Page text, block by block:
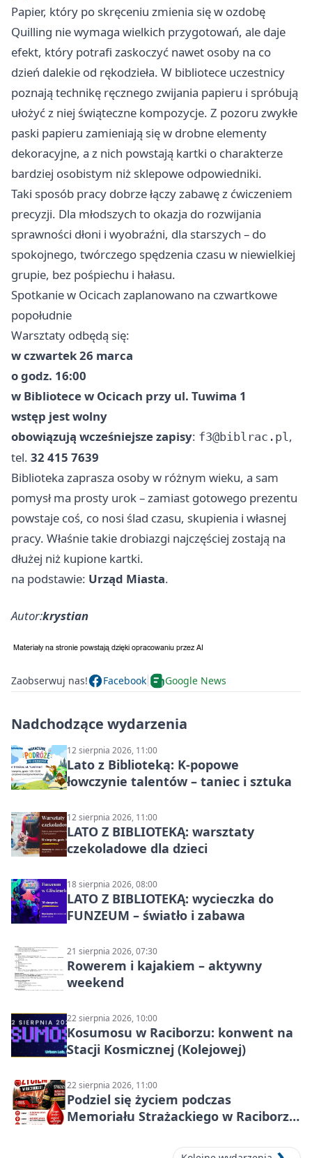
Papier, który po skręceniu zmienia się w ozdobę
Quilling nie wymaga wielkich przygotowań, ale daje
efekt, który potrafi zaskoczyć nawet osoby na co
dzień dalekie od rękodzieła. W bibliotece uczestnicy
poznają technikę ręcznego zwijania papieru i spróbują
ułożyć z niej świąteczne kompozycje. Z pozoru zwykłe
paski papieru zamieniają się w drobne elementy
dekoracyjne, a z nich powstają kartki o charakterze
bardziej osobistym niż sklepowe odpowiedniki.
Taki sposób pracy dobrze łączy zabawę z ćwiczeniem
precyzji. Dla młodszych to okazja do rozwijania
sprawności dłoni i wyobraźni, dla starszych – do
spokojnego, twórczego spędzenia czasu w niewielkiej
grupie, bez pośpiechu i hałasu.
Spotkanie w Ocicach zaplanowano na czwartkowe
popołudnie
Warsztaty odbędą się:
w czwartek 26 marca
o godz. 16:00
w Bibliotece w Ocicach przy ul. Tuwima 1
wstęp jest wolny
obowiązują wcześniejsze zapisy: f3@biblrac.pl ,
tel. 32 415 7639
Biblioteka zaprasza osoby w różnym wieku, a sam
pomysł ma prosty urok – zamiast gotowego prezentu
powstaje coś, co nosi ślad czasu, skupienia i własnej
pracy. Właśnie takie drobiazgi najczęściej zostają na
dłużej niż kupione kartki.
na podstawie: Urząd Miasta.
Autor:krystian
Zaobserwuj nas! Facebook Google News
Nadchodzące wydarzenia
12 sierpnia 2026, 11:00
Lato z Biblioteką: K-popowe
łowczynie talentów – taniec i sztuka
12 sierpnia 2026, 11:00
LATO Z BIBLIOTEKĄ: warsztaty
czekoladowe dla dzieci
18 sierpnia 2026, 08:00
LATO Z BIBLIOTEKĄ: wycieczka do
FUNZEUM – światło i zabawa
21 sierpnia 2026, 07:30
Rowerem i kajakiem – aktywny
weekend
22 sierpnia 2026, 10:00
Kosumosu w Raciborzu: konwent na
Stacji Kosmicznej (Kolejowej)
22 sierpnia 2026, 11:00
Podziel się życiem podczas
Memoriału Strażackiego w Raciborzu